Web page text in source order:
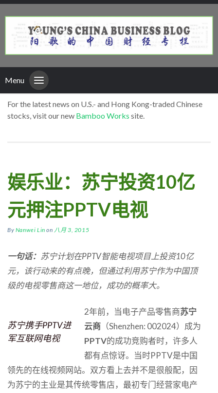
Menu
For the latest news on U.S.- and Hong Kong-traded Chinese
stocks, visit our new Bamboo Works site.
娱乐业：苏宁投资10亿
元押注PPTV电视
By Nanwei Lin on 八月 3, 2015
一句话： 苏宁计划在PPTV智能电视项目上投资10亿
元，该行动来的有点晚，但通过利用苏宁作为中国顶
级的电视零售商这一地位，成功的概率大。
苏宁携手PPTV进
军互联网电视
2年前，当电子产品零售商苏宁
云商 （Shenzhen: 002024）成为
PPTV的成功竞购者时，许多人
都有点惊讶。当时PPTV是中国
领先的在线视频网站。双方看上去并不是很般配，因
为苏宁的主业是其传统零售店，最初专门经营家电产